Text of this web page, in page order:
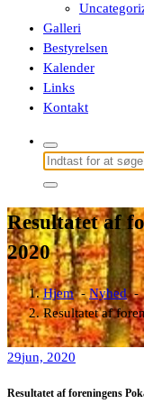
Galleri
Bestyrelsen
Kalender
Links
Kontakt
Søg
efter:
Resultatet af
2020
Hjem-Nyhed-
Resultatet af
29jun, 2020
Resultatet af foreningens